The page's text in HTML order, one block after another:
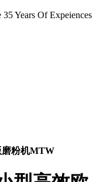
Years Of Expeiences
磨粉机MTW